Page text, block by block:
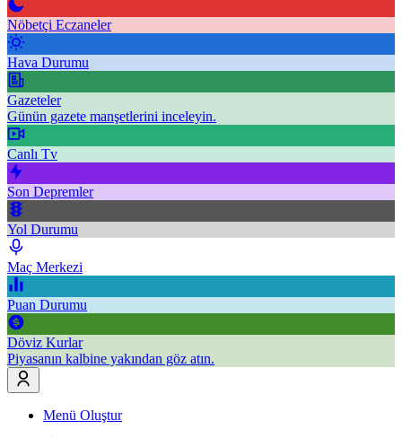
Nöbetçi Eczaneler
Hava Durumu
Gazeteler
Günün gazete manşetlerini inceleyin.
Canlı Tv
Son Depremler
Yol Durumu
Maç Merkezi
Puan Durumu
Döviz Kurlar
Piyasanın kalbine yakından göz atın.
Menü Oluştur